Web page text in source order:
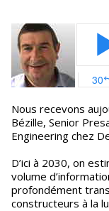
Nous recevons aujourd'hui dans le podcast Decideo, Eric
Bézille, Senior
Engineering chez
D’ici à 2030, on
volume
profondément
constructeurs à la